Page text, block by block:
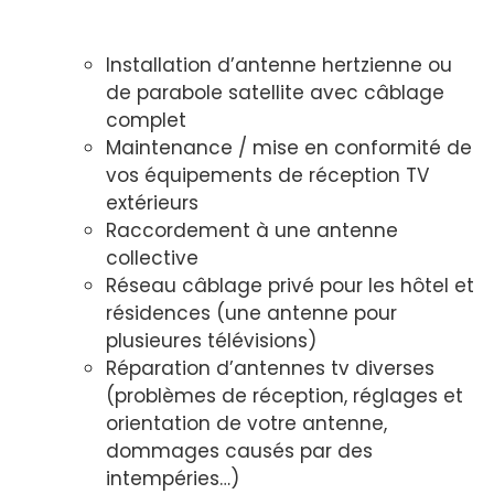
Installation d’antenne hertzienne ou
de parabole satellite avec câblage
complet
Maintenance / mise en conformité de
vos équipements de réception TV
extérieurs
Raccordement à une antenne
collective
Réseau câblage privé pour les hôtel et
résidences (une antenne pour
plusieures télévisions)
Réparation d’antennes tv diverses
(problèmes de réception, réglages et
orientation de votre antenne,
dommages causés par des
intempéries…)